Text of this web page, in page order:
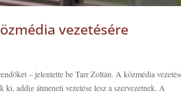
vezetésére
– jelentette be Tarr Zoltán. A közmédia
addig átmeneti vezetése lesz a szervezetnek. A